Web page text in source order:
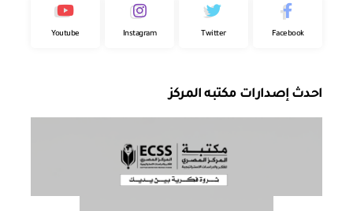
Facebook
Twitter
Instagram
Youtube
احدث إصدارات مكتبه المركز